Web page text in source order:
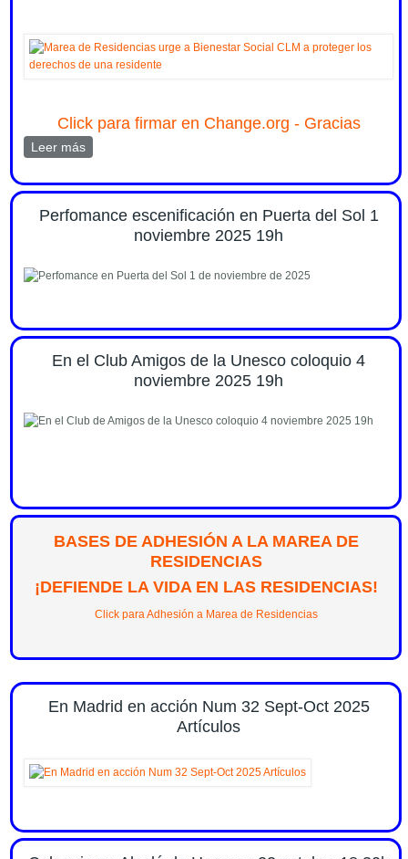
Click para firmar en Change.org - Gracias
Leer mássobre Marea de Residencias urge a Bienestar Social
Perfomance escenificación en Puerta del Sol 1
noviembre 2025 19h
En el Club Amigos de la Unesco coloquio 4
noviembre 2025 19h
BASES DE ADHESIÓN A LA MAREA DE
RESIDENCIAS
¡DEFIENDE LA VIDA EN LAS RESIDENCIAS!
Click para Adhesión a Marea de Residencias
En Madrid en acción Num 32 Sept-Oct 2025
Artículos